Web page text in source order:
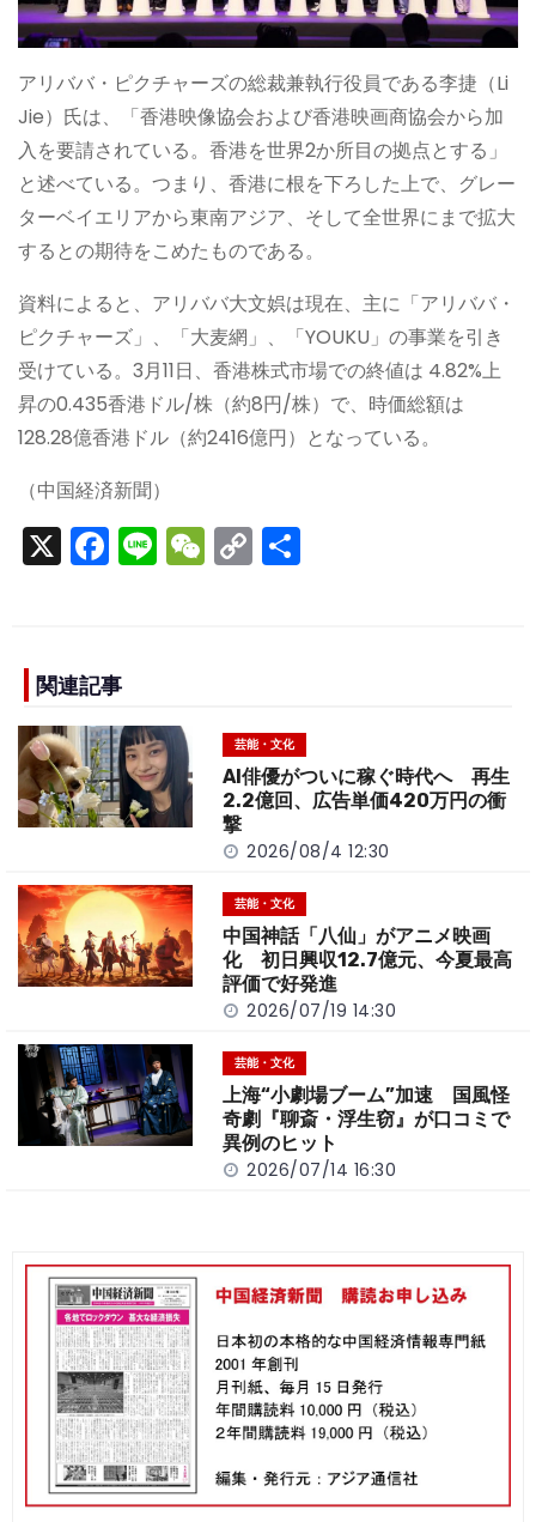
アリババ・ピクチャーズの総裁兼執行役員である李捷（Li
Jie）氏は、「香港映像協会および香港映画商協会から加
入を要請されている。香港を世界2か所目の拠点とする」
と述べている。つまり、香港に根を下ろした上で、グレー
ターベイエリアから東南アジア、そして全世界にまで拡大
するとの期待をこめたものである。
資料によると、アリババ大文娯は現在、主に「アリババ・
ピクチャーズ」、「大麦網」、「YOUKU」の事業を引き
受けている。3月11日、香港株式市場での終値は 4.82%上
昇の0.435香港ドル/株（約8円/株）で、時価総額は
128.28億香港ドル（約2416億円）となっている。
（中国経済新聞）
X F
e
b
o
o
k
Li W C
n
k
関連記事
芸能・文化
AI俳優がついに稼ぐ時代へ 再生
2.2億回、広告単価420万円の衝
撃
2026/08/4 12:30
芸能・文化
中国神話「八仙」がアニメ映画
化 初日興収12.7億元、今夏最高
評価で好発進
2026/07/19 14:30
芸能・文化
上海“小劇場ブーム”加速 国風怪
奇劇『聊斎・浮生窃』が口コミで
異例のヒット
2026/07/14 16:30